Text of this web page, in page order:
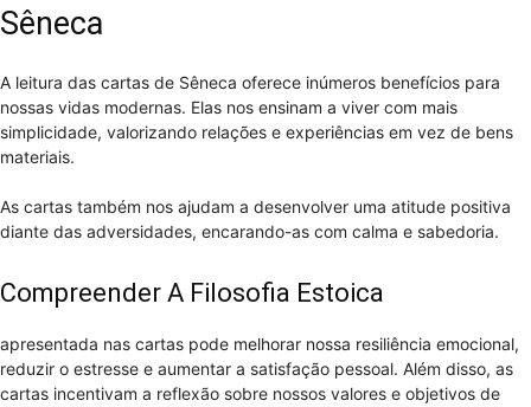
Sêneca
A leitura das cartas de Sêneca oferece inúmeros benefícios para
nossas vidas modernas. Elas nos ensinam a viver com mais
simplicidade, valorizando relações e experiências em vez de bens
materiais.
As cartas também nos ajudam a desenvolver uma atitude positiva
diante das adversidades, encarando-as com calma e sabedoria.
Compreender A Filosofia Estoica
apresentada nas cartas pode melhorar nossa resiliência emocional,
reduzir o estresse e aumentar a satisfação pessoal. Além disso, as
cartas incentivam a reflexão sobre nossos valores e objetivos de